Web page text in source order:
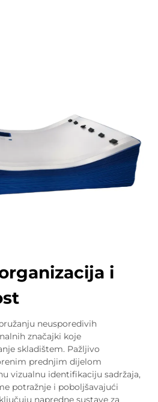
i
neusporedivih
značajki koje
skladištem. Pažljivo
prednjim dijelom
vizualnu identifikaciju sadržaja,
potražnje i poboljšavajući
napredne sustave za